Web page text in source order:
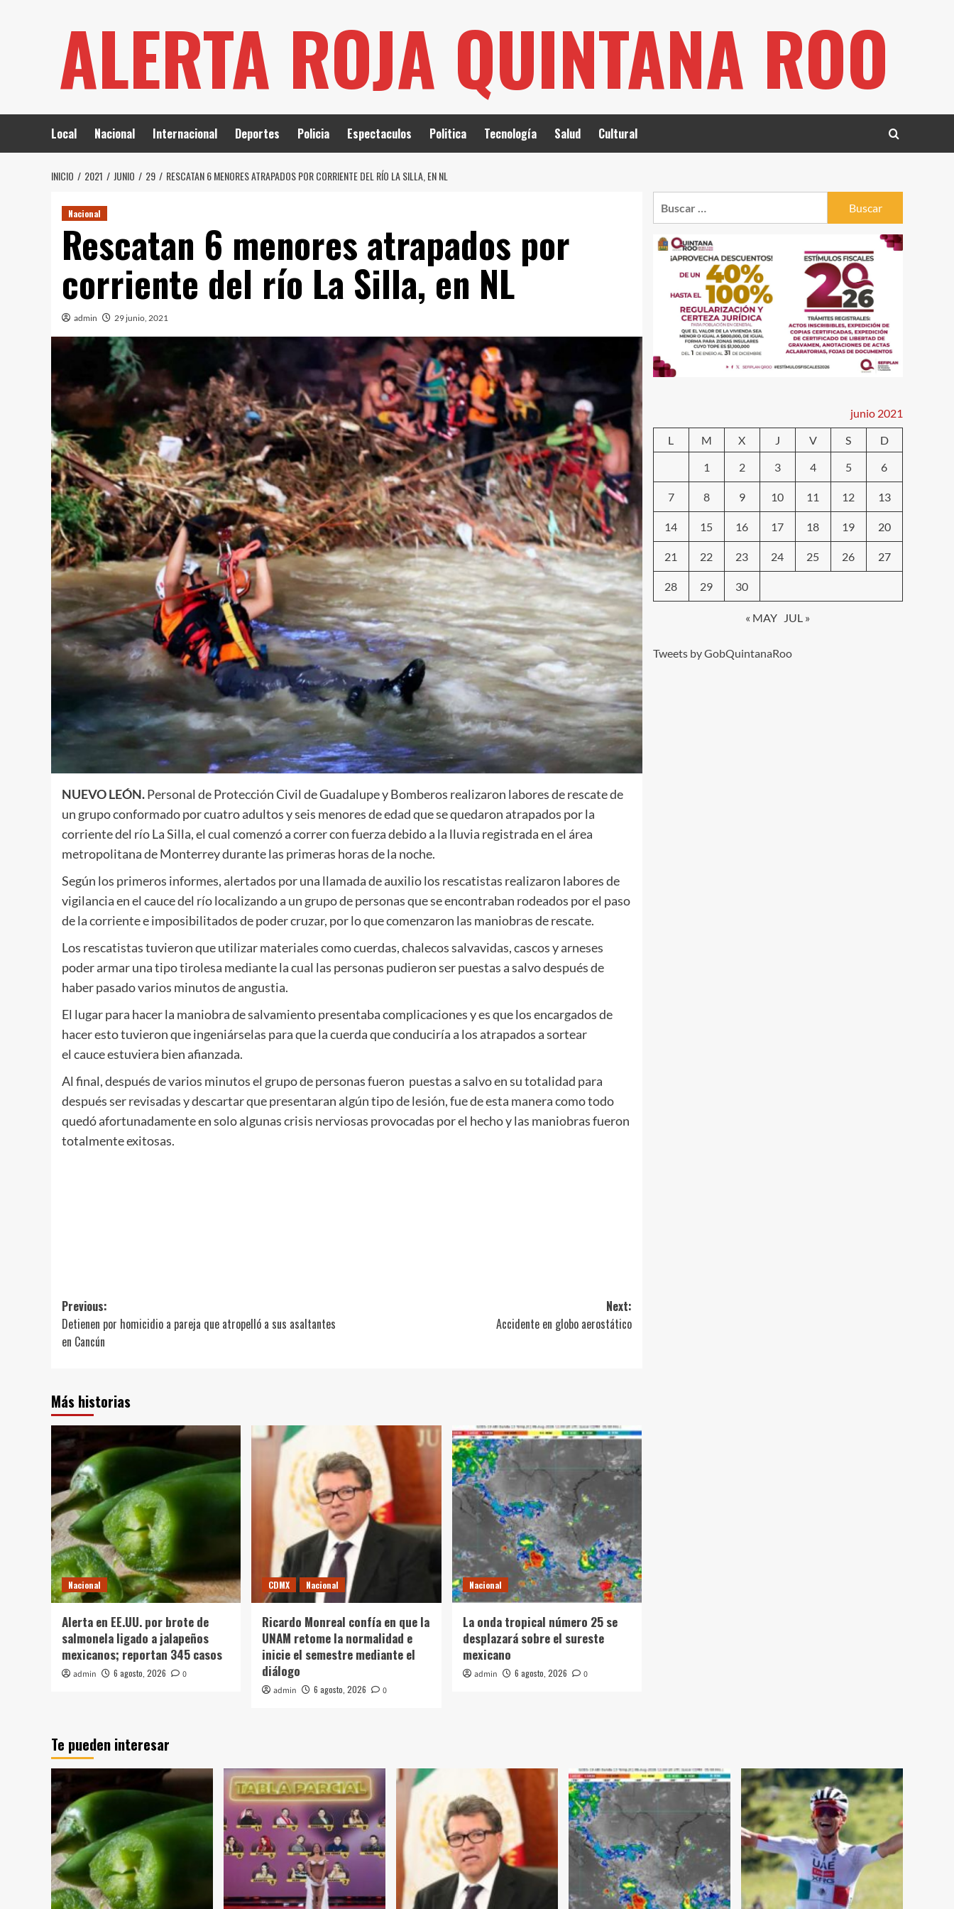
ALERTA ROJA QUINTANA ROO
Local Nacional Internacional Deportes Policia Espectaculos Politica Tecnología Salud Cultural
INICIO 2021 JUNIO 29 RESCATAN 6 MENORES ATRAPADOS POR CORRIENTE DEL RÍO LA SILLA, EN NL
Nacional
Rescatan 6 menores atrapados por
corriente del río La Silla, en NL
admin 29 junio, 2021
NUEVO LEÓN.Personal de Protección Civil de Guadalupe y Bomberos realizaron labores de rescate de
un grupo conformado por cuatro adultos y seis menores de edad que se quedaron atrapados por la
corriente del río La Silla, el cual comenzó a correr con fuerza debido a la lluvia registrada en el área
metropolitana de Monterrey durante las primeras horas de la noche.
Según los primeros informes, alertados por una llamada de auxilio los rescatistas realizaron labores de
vigilancia en el cauce del río localizando a un grupo de personas que se encontraban rodeados por el paso
de la corriente e imposibilitados de poder cruzar, por lo que comenzaron las maniobras de rescate.
Los rescatistas tuvieron que utilizar materiales como cuerdas, chalecos salvavidas, cascos y arneses
poder armar una tipo tirolesa mediante la cual las personas pudieron ser puestas a salvo después de
haber pasado varios minutos de angustia.
El lugar para hacer la maniobra de salvamiento presentaba complicaciones y es que los encargados de
hacer esto tuvieron que ingeniárselas para que la cuerda que conduciría a los atrapados a sortear
el cauce estuviera bien afianzada.
Al final, después de varios minutos el grupo de personas fueron puestas a salvo en su totalidad para
después ser revisadas y descartar que presentaran algún tipo de lesión, fue de esta manera como todo
quedó afortunadamente en solo algunas crisis nerviosas provocadas por el hecho y las maniobras fueron
totalmente exitosas.
Post
navigation
Previous:
Detienen por homicidio a pareja que atropelló a sus asaltantes
en Cancún
Next:
Accidente en globo aerostático
Más historias
Nacional
Alerta en EE.UU. por brote de
salmonela ligado a jalapeños
mexicanos; reportan 345 casos
admin 6 agosto, 2026 0
CDMX Nacional
Ricardo Monreal confía en que la
UNAM retome la normalidad e
inicie el semestre mediante el
diálogo
admin 6 agosto, 2026 0
Nacional
La onda tropical número 25 se
desplazará sobre el sureste
mexicano
admin 6 agosto, 2026 0
junio 2021
L
M X J V S
D
1
2 3 4 5 6
7 8 9 10 11 12 13
14 15 16 17 18 19 20
21 22 23 24 25 26 27
28 29 30
« MAY JUL »
Tweets by GobQuintanaRoo
Te pueden interesar